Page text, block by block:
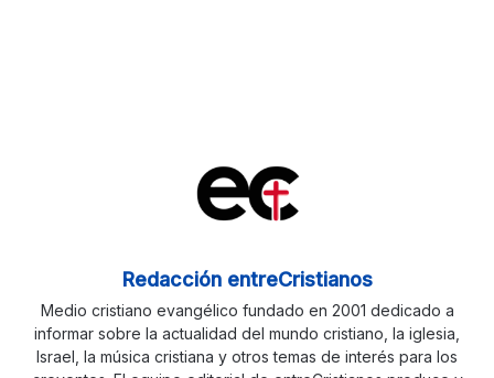
Redacción entreCristianos
Medio cristiano evangélico fundado en 2001 dedicado a
informar sobre la actualidad del mundo cristiano, la iglesia,
Israel, la música cristiana y otros temas de interés para los